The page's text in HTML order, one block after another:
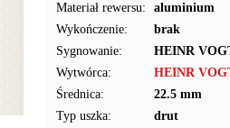
Materiał rewersu:
aluminium
Wykończenie:
brak
Sygnowanie:
HEINR
Wytwórca:
HEINR
Średnica:
22.5 mm
Typ uszka:
drut